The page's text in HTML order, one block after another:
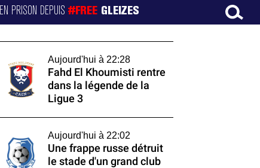
EN PRISON DEPUIS#FREE GLEIZES
Aujourd'hui à 22:28
Fahd El Khoumisti rentre
dans la légende de la
Ligue 3
Aujourd'hui à 22:02
Une frappe russe détruit
le stade d'un grand club